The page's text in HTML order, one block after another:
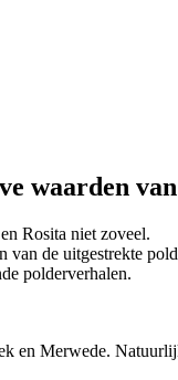
waarden
Rosita niet zoveel.
de uitgestrekte
polderverhalen.
en Merwede.